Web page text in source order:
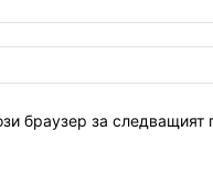
браузер за следващият